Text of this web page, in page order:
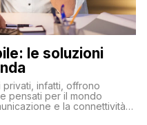
le soluzioni
infatti, offrono
pensati per il mondo
e la connettività